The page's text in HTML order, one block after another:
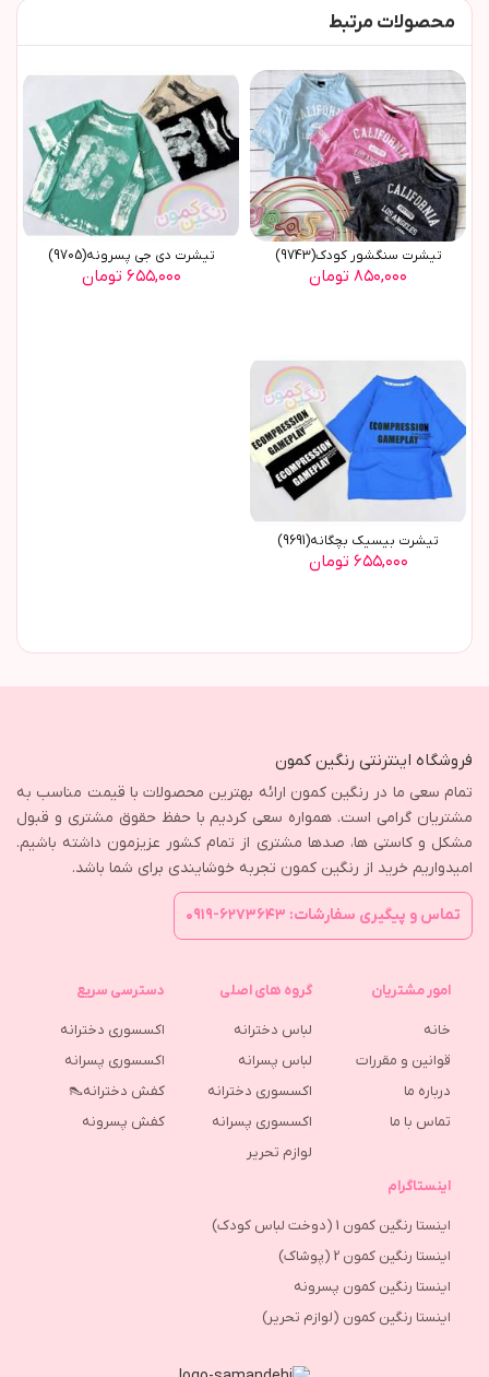
محصولات مرتبط
تیشرت سنگشور کودک(9743)
۸۵۰,۰۰۰ تومان
تیشرت دی جی پسرونه(9705)
۶۵۵,۰۰۰ تومان
تیشرت بیسیک بچگانه(9691)
۶۵۵,۰۰۰ تومان
فروشگاه اینترنتی رنگین کمون
تمام سعی ما در رنگین کمون ارائه بهترین محصولات با قیمت مناسب به
مشتریان گرامی است. همواره سعی کردیم با حفظ حقوق مشتری و قبول
مشکل و کاستی ها، صدها مشتری از تمام کشور عزیزمون داشته باشیم.
امیدواریم خرید از رنگین کمون تجربه خوشایندی برای شما باشد.
تماس و پیگیری سفارشات: ۶۲۷۳۶۴۳-۰۹۱۹
امور مشتریان
خانه
قوانین و مقررات
درباره ما
تماس با ما
گروه های اصلی
لباس دخترانه
لباس پسرانه
اکسسوری دخترانه
اکسسوری پسرانه
لوازم تحریر
دسترسی سریع
اکسسوری دخترانه
اکسسوری پسرانه
کفش دخترانه👠
كفش پسرونه
اینستاگرام
اینستا رنگین کمون 1 (دوخت لباس کودک)
اینستا رنگین کمون 2 (پوشاک)
اینستا رنگین کمون پسرونه
اینستا رنگین کمون (لوازم تحریر)